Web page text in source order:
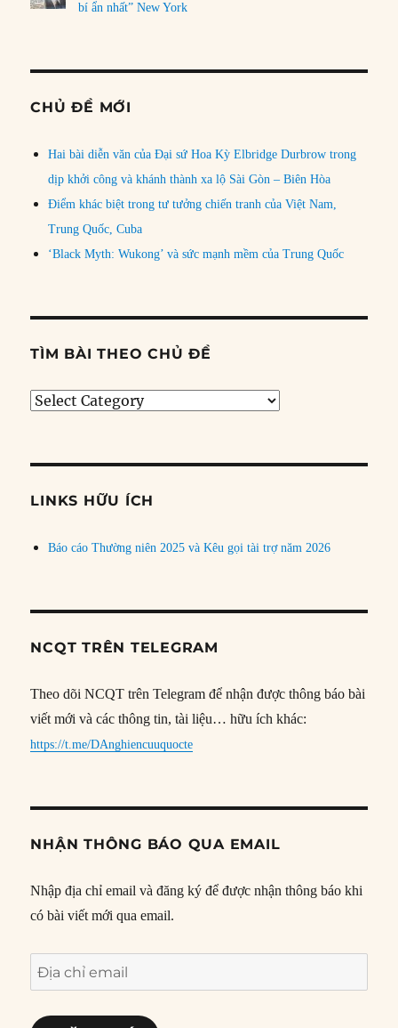
bí ẩn nhất” New York
CHỦ ĐỀ MỚI
Hai bài diễn văn của Đại sứ Hoa Kỳ Elbridge Durbrow trong
dịp khởi công và khánh thành xa lộ Sài Gòn – Biên Hòa
Điểm khác biệt trong tư tưởng chiến tranh của Việt Nam,
Trung Quốc, Cuba
‘Black Myth: Wukong’ và sức mạnh mềm của Trung Quốc
TÌM BÀI THEO CHỦ ĐỀ
Tìm
đề
LINKS HỮU ÍCH
Báo cáo Thường niên 2025 và Kêu gọi tài trợ năm 2026
NCQT TRÊN TELEGRAM
Theo dõi NCQT trên Telegram để nhận được thông báo bài
viết mới và các thông tin, tài liệu… hữu ích khác:
https://t.me/DAnghiencuuquocte
NHẬN THÔNG BÁO QUA EMAIL
Nhập địa chỉ email và đăng ký để được nhận thông báo khi
có bài viết mới qua email.
Địa
chỉ
email